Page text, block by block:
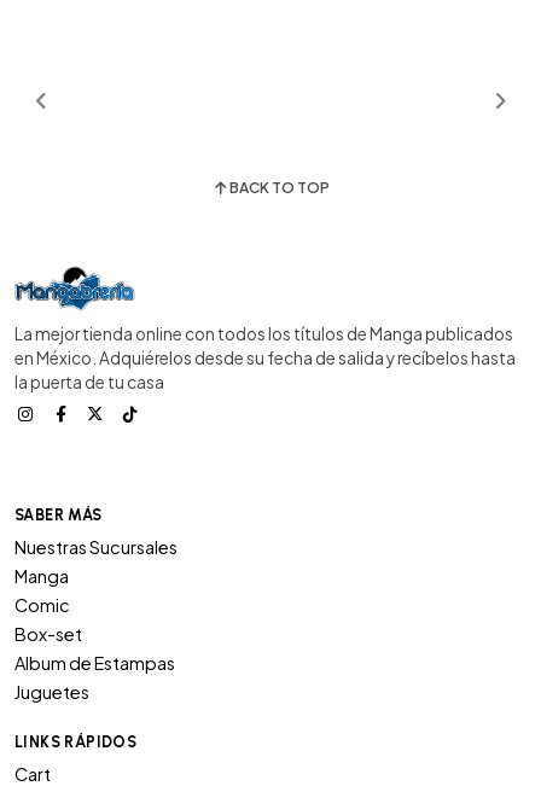
BACK TO TOP
La mejor tienda online con todos los títulos de Manga publicados
en México. Adquiérelos desde su fecha de salida y recíbelos hasta
la puerta de tu casa
SABER MÁS
Nuestras Sucursales
Manga
Comic
Box-set
Album de Estampas
Juguetes
LINKS RÁPIDOS
Cart